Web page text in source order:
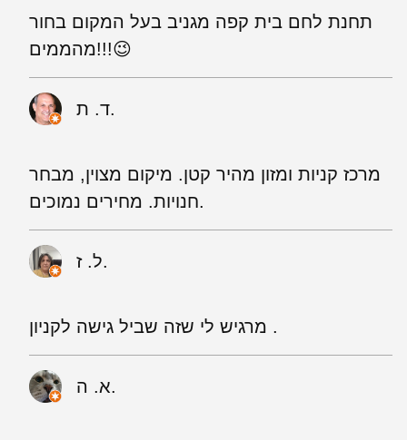
תחנת לחם בית קפה מגניב בעל המקום בחור
מהממים!!!😉
ד. ת.
מרכז קניות ומזון מהיר קטן. מיקום מצוין, מבחר
חנויות. מחירים נמוכים.
ל. ז.
מרגיש לי שזה שביל גישה לקניון .
א. ה.